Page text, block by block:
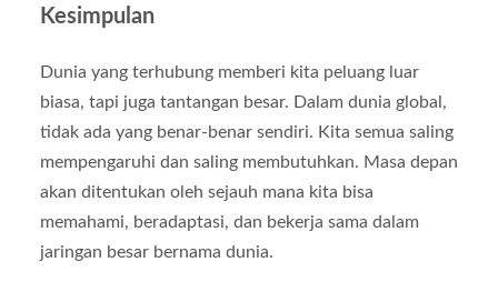
Kesimpulan
Dunia yang terhubung memberi kita peluang luar
biasa, tapi juga tantangan besar. Dalam dunia global,
tidak ada yang benar-benar sendiri. Kita semua saling
mempengaruhi dan saling membutuhkan. Masa depan
akan ditentukan oleh sejauh mana kita bisa
memahami, beradaptasi, dan bekerja sama dalam
jaringan besar bernama dunia.